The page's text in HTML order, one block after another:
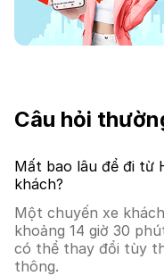
Câu hỏi
Mất bao lâu để đi từ
khách?
Một chuyến xe
khoảng 14 giờ 30
có thể thay đổi tùy
thông.